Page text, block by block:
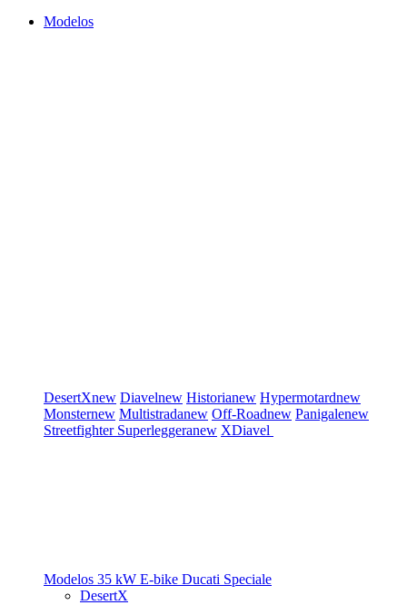
Modelos
DesertXnew Diavelnew Historianew Hypermotardnew
Monsternew Multistradanew Off-Roadnew Panigalenew
Streetfighter Superleggeranew XDiavel
Modelos 35 kW E-bike Ducati Speciale
DesertX